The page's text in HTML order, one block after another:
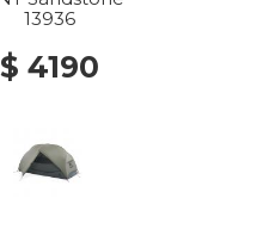
13936
$ 4190